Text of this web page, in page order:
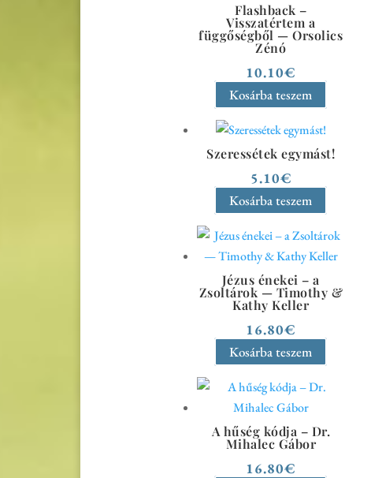
Flashback –
Visszatértem a
függőségből — Orsolics
Zénó
10.10€
Kosárba teszem
Szeressétek egymást!
5.10€
Kosárba teszem
Jézus énekei – a
Zsoltárok — Timothy &
Kathy Keller
16.80€
Kosárba teszem
A hűség kódja – Dr.
Mihalec Gábor
16.80€